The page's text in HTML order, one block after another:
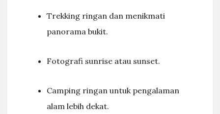
Trekking ringan dan menikmati
panorama bukit.
Fotografi sunrise atau sunset.
Camping ringan untuk pengalaman
alam lebih dekat.